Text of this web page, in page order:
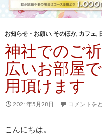
お知らせ・お願い, そのほか, カフェ,
神社でのご
広いお部屋
用頂けます
2021年5月28日 コメントを
こんにちは。